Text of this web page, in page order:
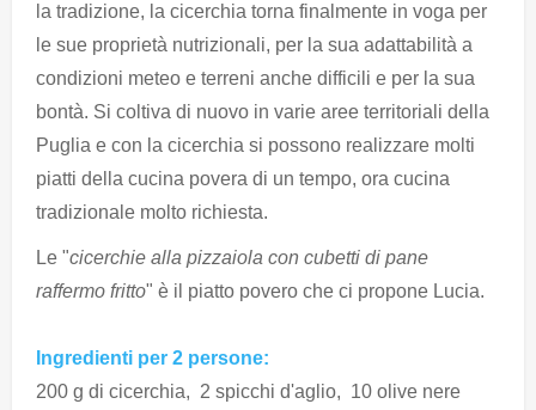
la tradizione, la cicerchia torna finalmente in voga per
le sue proprietà nutrizionali, per la sua adattabilità a
condizioni meteo e terreni anche difficili e per la sua
bontà. Si coltiva di nuovo in varie aree territoriali della
Puglia e con la cicerchia si possono realizzare molti
piatti della cucina povera di un tempo, ora cucina
tradizionale molto richiesta.
Le "cicerchie alla pizzaiola con cubetti di pane
raffermo fritto" è il piatto povero che ci propone Lucia.
Ingredienti per 2 persone:
200 g di cicerchia, 2 spicchi d'aglio, 10 olive nere